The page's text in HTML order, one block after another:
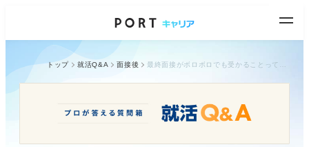
トップ 就活Q&A 面接後